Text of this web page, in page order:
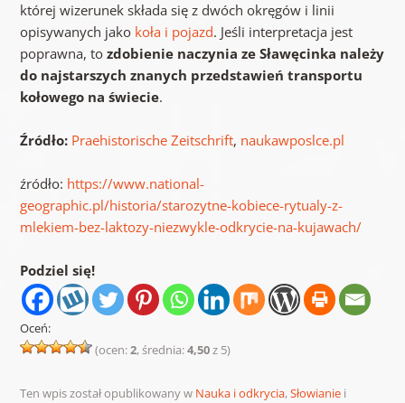
której wizerunek składa się z dwóch okręgów i linii
opisywanych jako koła i pojazd. Jeśli interpretacja jest
poprawna, to zdobienie naczynia ze Sławęcinka należy
do najstarszych znanych przedstawień transportu
kołowego na świecie.
Źródło: Praehistorische Zeitschrift, naukawposlce.pl
źródło: https://www.national-
geographic.pl/historia/starozytne-kobiece-rytualy-z-
mlekiem-bez-laktozy-niezwykle-odkrycie-na-kujawach/
Podziel się!
Oceń:
(ocen:2, średnia:4,50z 5)
Ten wpis został opublikowany w Nauka i odkrycia,Słowianiei